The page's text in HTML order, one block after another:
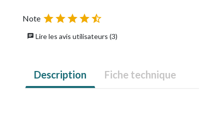
Note 
chat Lire les avis utilisateurs (3)
Description Fiche technique